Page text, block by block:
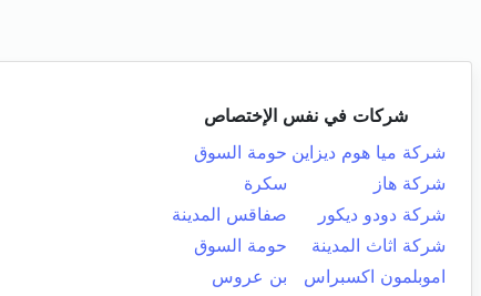
شركات في نفس الإختصاص
شركة ميا هوم ديزاين حومة السوق
شركة هاز
سكرة
شركة دودو ديكور
صفاقس المدينة
شركة اثاث المدينة
حومة السوق
اموبلمون اكسبراس
بن عروس